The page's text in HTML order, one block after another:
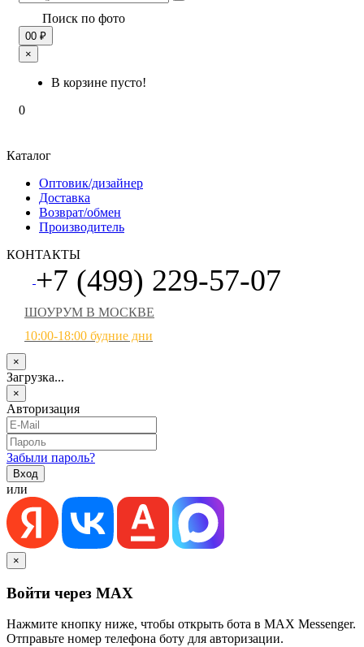
Поиск по фото
00 ₽
×
В корзине пусто!
0
Каталог
Оптовик/дизайнер
Доставка
Возврат/обмен
Производитель
КОНТАКТЫ
+7 (499) 229-57-07
ШОУРУМ В МОСКВЕ
10:00-18:00 будние дни
×
Загрузка...
×
Авторизация
Забыли пароль?
или
×
Войти через MAX
Нажмите кнопку ниже, чтобы открыть бота в MAX Messenger.
Отправьте номер телефона боту для авторизации.